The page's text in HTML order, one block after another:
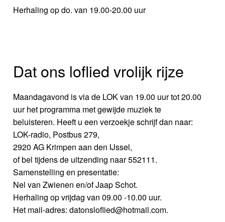
Herhaling op do. van 19.00-20.00 uur
Dat ons loflied vrolijk rijze
Maandagavond is via de LOK van 19.00 uur tot 20.00
uur het programma met gewijde muziek te
beluisteren. Heeft u een verzoekje schrijf dan naar:
LOK-radio, Postbus 279,
2920 AG Krimpen aan den IJssel,
of bel tijdens de uitzending naar 552111.
Samenstelling en presentatie:
Nel van Zwienen en/of Jaap Schot.
Herhaling op vrijdag van 09.00 -10.00 uur.
Het mail-adres: datonsloflied@hotmail.com.